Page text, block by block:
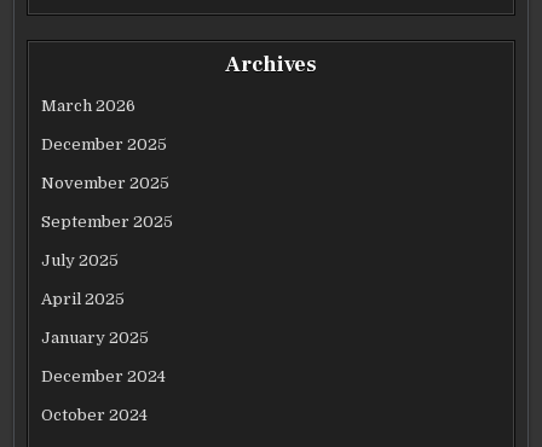
Archives
March 2026
December 2025
November 2025
September 2025
July 2025
April 2025
January 2025
December 2024
October 2024